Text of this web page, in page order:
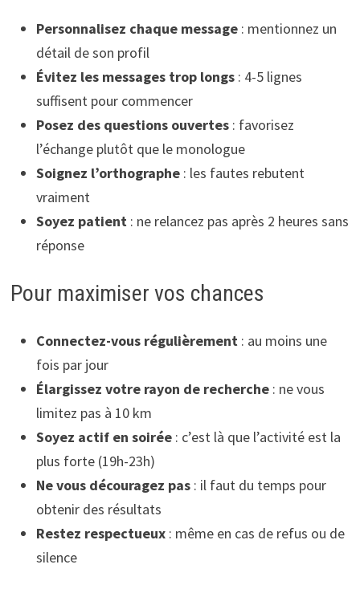
Personnalisez chaque message: mentionnez un
détail de son profil
Évitez les messages trop longs: 4-5 lignes
suffisent pour commencer
Posez des questions ouvertes: favorisez
l’échange plutôt que le monologue
Soignez l’orthographe: les fautes rebutent
vraiment
Soyez patient: ne relancez pas après 2 heures sans
réponse
Pour maximiser vos chances
Connectez-vous régulièrement: au moins une
fois par jour
Élargissez votre rayon de recherche: ne vous
limitez pas à 10 km
Soyez actif en soirée: c’est là que l’activité est la
plus forte (19h-23h)
Ne vous découragez pas: il faut du temps pour
obtenir des résultats
Restez respectueux: même en cas de refus ou de
silence